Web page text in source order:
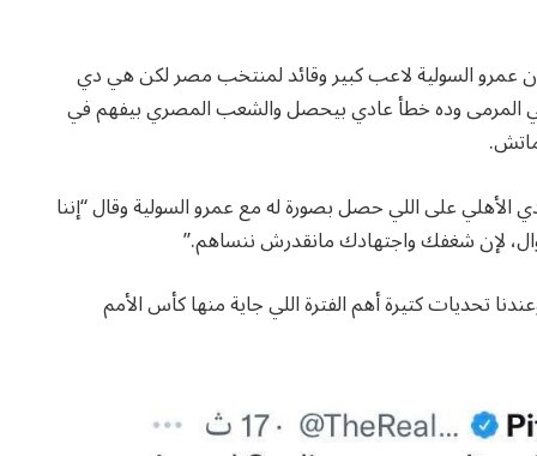
السولية لاعب كبير وقائد لمنتخب مصر لكن هي دي
المرمى وده خطأ عادي بيحصل والشعب المصري بيفهم في
الأهلي على اللي حصل بصورة له مع عمرو السولية وقال “إننا
لإن شغفك واجتهادك مانقدرش ننساهم.”
تحديات كتيرة أهم الفترة اللي جاية منها كأس الأمم